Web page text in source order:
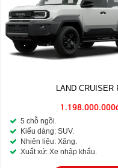
LAND CRUISER
5 chỗ ngồi.
Kiểu dáng: SUV.
Nhiên liệu: Xăng.
Xuất xứ: Xe nhập khẩu.